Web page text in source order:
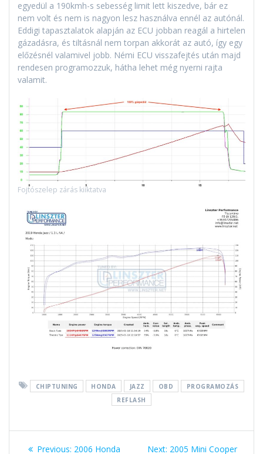
egyedül a 190kmh-s sebesség limit lett kiszedve, bár ez
nem volt és nem is nagyon lesz használva ennél az autónál.
Eddigi tapasztalatok alapján az ECU jobban reagál a hirtelen
gázadásra, és tiltásnál nem torpan akkorát az autó, így egy
előzésnél valamivel jobb. Némi ECU visszafejtés után majd
rendesen programozzuk, hátha lehet még nyerni rajta
valamit.
Fojtószelep zárás kiiktatva
CHIPTUNING HONDA JAZZ OBD
PROGRAMOZÁS
REFLASH
Bejegyzés
Previous: Previous
2006 Honda
Next: Next
2005 Mini Cooper